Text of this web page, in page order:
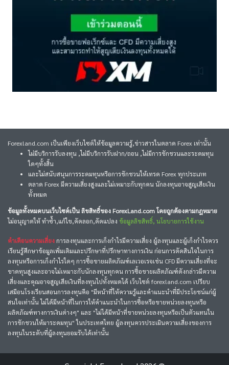
Forexland.com เป็นเพียงเว็บไซต์ให้ข้อมูลความรู้,ข่าวสารในตลาด Forex เท่านั้น
ไม่มีบริการรับลงทุน ,ไม่มีบริการรับฝาก/ถอน ,ไม่มีการชักชวนและระดมทุน
ใดๆทั้งสิ้น
และไม่สนับสนุนการระดมทุนหรือการชักชวนให้เทรด Forex ทุกประเภท
ตลาด Forex มีความเสี่ยงสูงและไม่เหมาะกับทุกคน นักลงทุนอาจสูญเสียเงิน
ทั้งหมด
ข้อมูลทั้งหมดบนเว็บไซต์เป็น ลิขสิทธิ์ของ ForexLand.com โดยถูกต้องตามกฎหมาย
ไม่อนุญาตให้ ทำซ้ำ,แก้ไข,คัดลอก,ดัดแปลง ข้อมูลลิขสิทธิ์, นโยบายการใช้งาน
คำเตือนความเสี่ยงการลงทุนและการเก็งกำไรมีความเสี่ยง ผู้ลงทุนและผู้เก็งกำไรควร
เรียนรู้ศึกษาข้อมูลเพิ่มเติมและปรึกษาที่ปรึกษาทางการเงิน ก่อนการตัดสินใจในการ
ลงทุนหรือการเก็งกำไรใดๆ การซื้อขายผลิตภัณฑ์เลเวอเรจเช่น CFD มีความเสี่ยงที่จะ
ขาดทุนสูงและอาจไม่เหมาะกับนักลงทุนทุกคน การซื้อขายผลิตภัณฑ์ดังกล่าวมีความ
เสี่ยงและคุณอาจสูญเสียเงินที่ลงทุนไปทั้งหมดได้ เว็บไซต์ forexland.com เปรียบ
เสมือนโรงเรียนสอนการลงทุนคือ "มีหน้าที่ให้ความรู้และคำแนะนำที่มีประโยชน์แก่ผู้
สนใจเท่านั้น ไม่ได้มีหน้าที่ในการให้คำแนะนำในการซื้อหรือขายหน่วยลงทุนหรือ
ผลิตภัณฑ์ทางการเงินต่างๆ" และ "ไม่ได้มีหน้าที่ขายหน่วยลงทุนหรือเป็นตัวแทนใน
การชักชวนให้มาระดมทุน" ในประเทศไทย ผู้ลงทุนควรประเมินความเสี่ยงของการ
ลงทุนในระดับที่ผู้ลงทุนยอมรับได้เท่านั้น